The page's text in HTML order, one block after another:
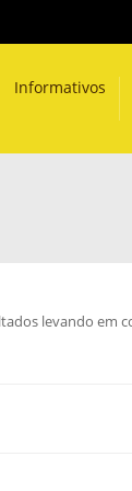
Informativos
levando em